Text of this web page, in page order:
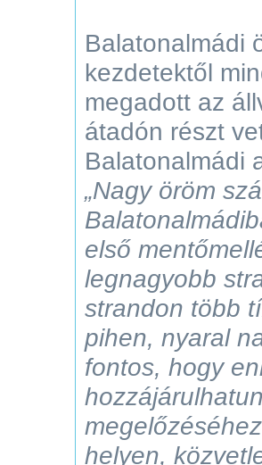
Balatonalmádi
kezdetektől
megadott az
átadón részt
Balatonalmádi
„Nagy öröm
első
legnagyobb
strandon több
pihen, nyaral
fontos, hogy
helyen,